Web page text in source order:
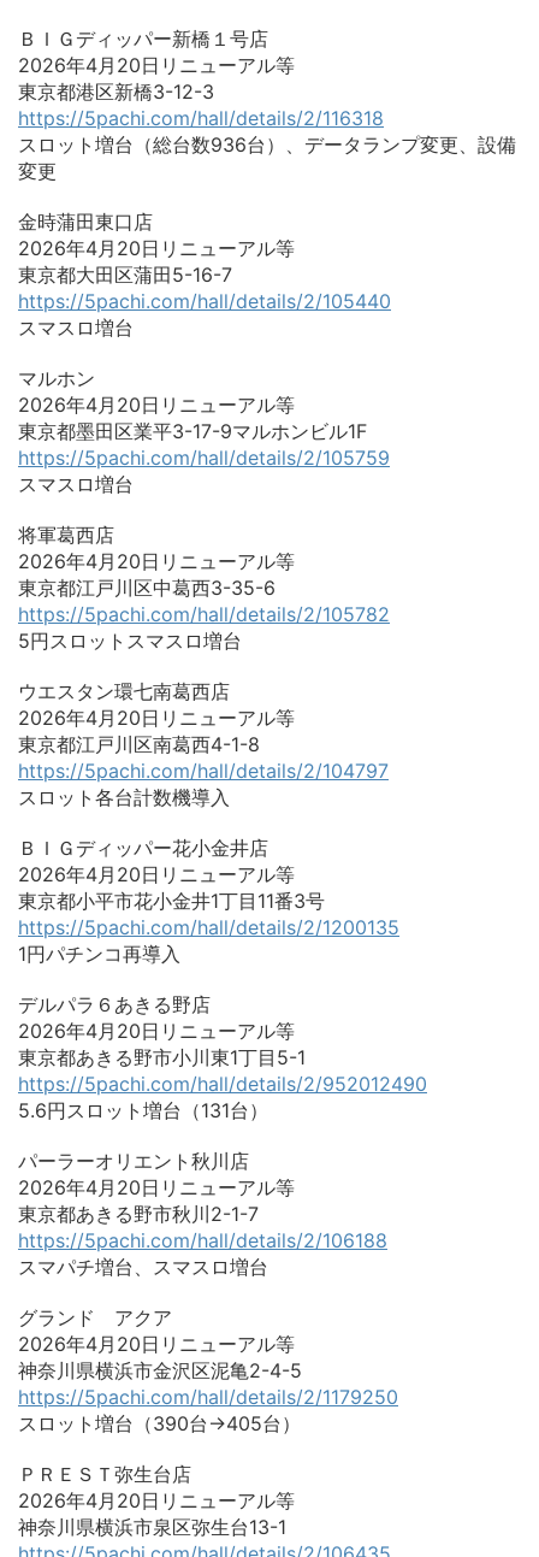
ＢＩＧディッパー新橋１号店
2026年4月20日リニューアル等
東京都港区新橋3-12-3
https://5pachi.com/hall/details/2/116318
スロット増台（総台数936台）、データランプ変更、設備
変更
金時蒲田東口店
2026年4月20日リニューアル等
東京都大田区蒲田5-16-7
https://5pachi.com/hall/details/2/105440
スマスロ増台
マルホン
2026年4月20日リニューアル等
東京都墨田区業平3-17-9マルホンビル1F
https://5pachi.com/hall/details/2/105759
スマスロ増台
将軍葛西店
2026年4月20日リニューアル等
東京都江戸川区中葛西3-35-6
https://5pachi.com/hall/details/2/105782
5円スロットスマスロ増台
ウエスタン環七南葛西店
2026年4月20日リニューアル等
東京都江戸川区南葛西4-1-8
https://5pachi.com/hall/details/2/104797
スロット各台計数機導入
ＢＩＧディッパー花小金井店
2026年4月20日リニューアル等
東京都小平市花小金井1丁目11番3号
https://5pachi.com/hall/details/2/1200135
1円パチンコ再導入
デルパラ６あきる野店
2026年4月20日リニューアル等
東京都あきる野市小川東1丁目5-1
https://5pachi.com/hall/details/2/952012490
5.6円スロット増台（131台）
パーラーオリエント秋川店
2026年4月20日リニューアル等
東京都あきる野市秋川2-1-7
https://5pachi.com/hall/details/2/106188
スマパチ増台、スマスロ増台
グランド アクア
2026年4月20日リニューアル等
神奈川県横浜市金沢区泥亀2-4-5
https://5pachi.com/hall/details/2/1179250
スロット増台（390台→405台）
ＰＲＥＳＴ弥生台店
2026年4月20日リニューアル等
神奈川県横浜市泉区弥生台13-1